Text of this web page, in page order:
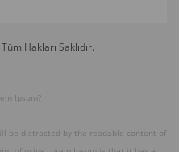
Hakları Saklıdır.
Ipsum?
be distracted by the readable content of